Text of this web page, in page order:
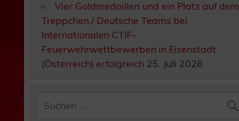
Vier Goldmedaillen und ein Platz auf dem
Treppchen / Deutsche Teams bei
Internationalen CTIF-
Feuerwehrwettbewerben in Eisenstadt
(Österreich) erfolgreich 25. Juli 2026